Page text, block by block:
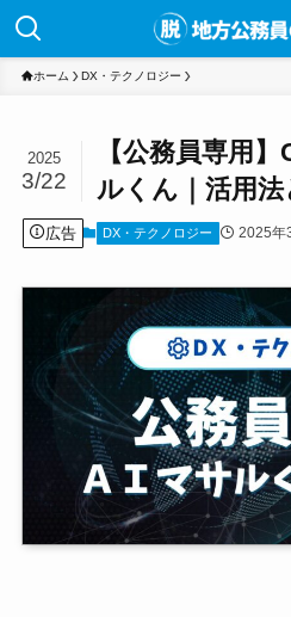
ホーム DX・テクノロジー
【公務員専用
ルくん｜活用
2025
3/22
広告 DX・テクノロジー 2025年